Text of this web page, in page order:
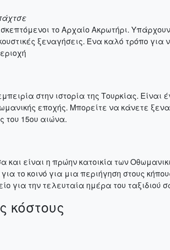
το Αρχαίο Ακρωτήρι.
ξεναγήσεις. Ένα καλό τρόπο για
στην ιστορία της Τουρκίας. Είναι
εποχής. Μπορείτε να κάνετε
15ου αιώνα.
είναι η πρώην κατοικία των
το κοινό για μια περιήγηση στους
για την τελευταία ημέρα του ταξιδιού
κόστους